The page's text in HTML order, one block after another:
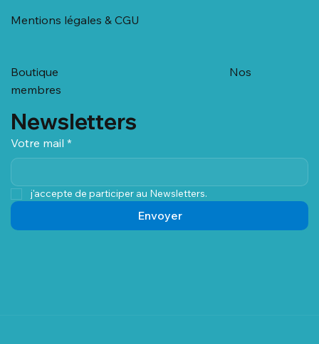
Mentions légales & CGU
Boutique
Nos
membres
Votre mail *
j'accepte de participer au Newsletters.
Envoyer
Newsletters